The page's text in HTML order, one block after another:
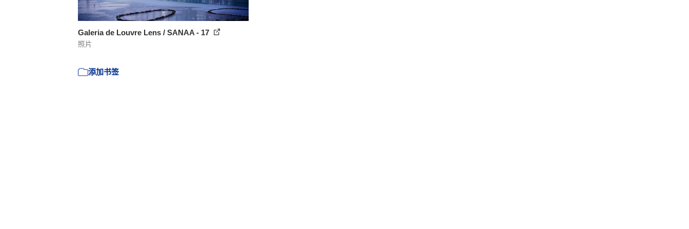
Galeria de Louvre Lens / SANAA - 17
照片
添加书签